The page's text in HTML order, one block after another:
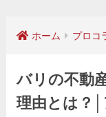
ホーム プロコ
バリの不動
理由とは？